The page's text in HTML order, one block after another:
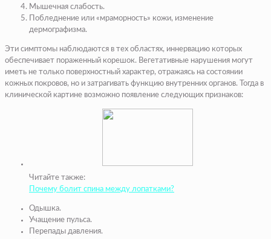
Мышечная слабость.
Побледнение или «мраморность» кожи, изменение
дермографизма.
Эти симптомы наблюдаются в тех областях, иннервацию которых
обеспечивает пораженный корешок. Вегетативные нарушения могут
иметь не только поверхностный характер, отражаясь на состоянии
кожных покровов, но и затрагивать функцию внутренних органов. Тогда в
клинической картине возможно появление следующих признаков:
Читайте также:
Почему болит спина между лопатками?
Одышка.
Учащение пульса.
Перепады давления.